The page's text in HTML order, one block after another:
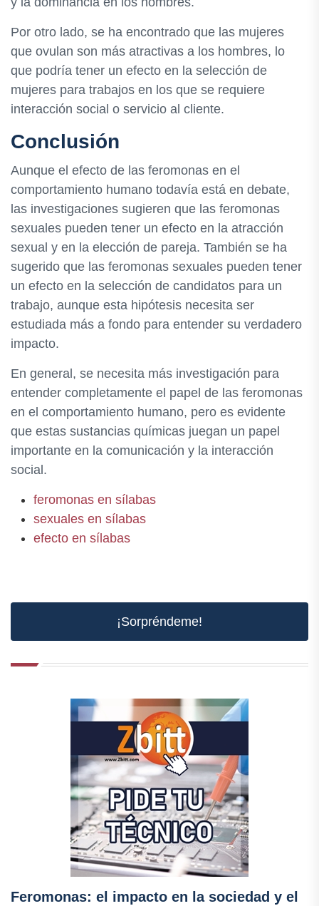
Por otro lado, se ha encontrado que las mujeres
que ovulan son más atractivas a los hombres, lo
que podría tener un efecto en la selección de
mujeres para trabajos en los que se requiere
interacción social o servicio al cliente.
Conclusión
Aunque el efecto de las feromonas en el
comportamiento humano todavía está en debate,
las investigaciones sugieren que las feromonas
sexuales pueden tener un efecto en la atracción
sexual y en la elección de pareja. También se ha
sugerido que las feromonas sexuales pueden tener
un efecto en la selección de candidatos para un
trabajo, aunque esta hipótesis necesita ser
estudiada más a fondo para entender su verdadero
impacto.
En general, se necesita más investigación para
entender completamente el papel de las feromonas
en el comportamiento humano, pero es evidente
que estas sustancias químicas juegan un papel
importante en la comunicación y la interacción
social.
feromonas en sílabas
sexuales en sílabas
efecto en sílabas
¡Sorpréndeme!
Feromonas: el impacto en la sociedad y el